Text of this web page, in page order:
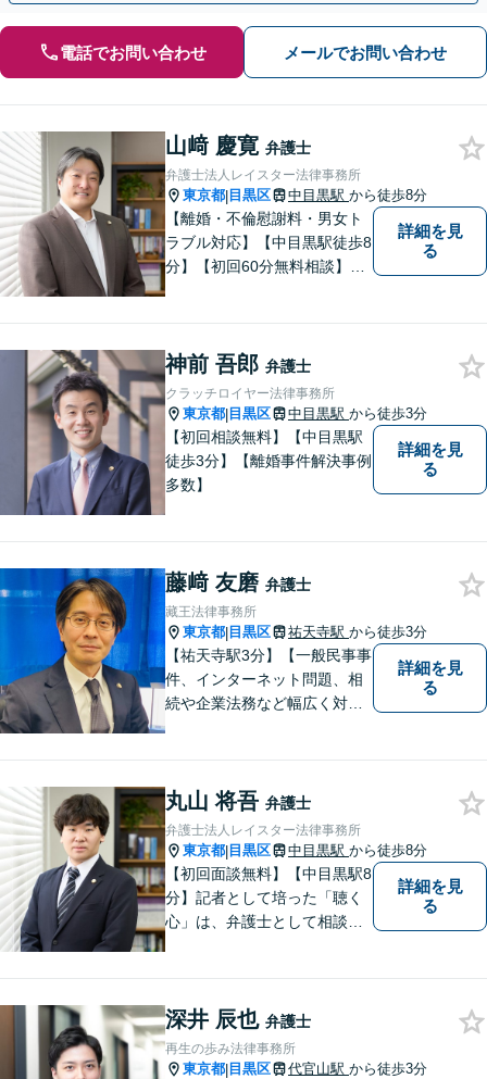
電話でお問い合わせ メールでお問い合わせ
山﨑 慶寛 弁護士
弁護士法人レイスター法律事務所
東京都| 目黒区 中目黒駅 から徒歩8分
【離婚・不倫慰謝料・男女ト
ラブル対応】【中目黒駅徒歩8
分】【初回60分無料相談】最
詳細を見
る
神前 吾郎 弁護士
クラッチロイヤー法律事務所
東京都| 目黒区 中目黒駅 から徒歩3分
【初回相談無料】【中目黒駅
徒歩3分】【離婚事件解決事例
多数】
詳細を見
る
藤﨑 友磨 弁護士
藏王法律事務所
東京都| 目黒区 祐天寺駅 から徒歩3分
【祐天寺駅3分】【一般民事事
件、インターネット問題、相
続や企業法務など幅広く対応
りごとがあれば、なんでもご
相談ください。スピーディで
的確な解決方法をご提案いた
します。
詳細を見
る
丸山 将吾 弁護士
弁護士法人レイスター法律事務所
東京都| 目黒区 中目黒駅 から徒歩8分
【初回面談無料】【中目黒駅8
分】記者として培った「聴く
心」は、弁護士として相談者
真摯に向き合い、最善の解決
へと導けるよう尽力いたしま
す。 【完全個室】
詳細を見
る
深井 辰也 弁護士
再生の歩み法律事務所
東京都| 目黒区 代官山駅 から徒歩3分